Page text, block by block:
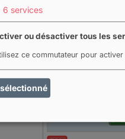
6 services
ou désactiver tous les
ce commutateur pour